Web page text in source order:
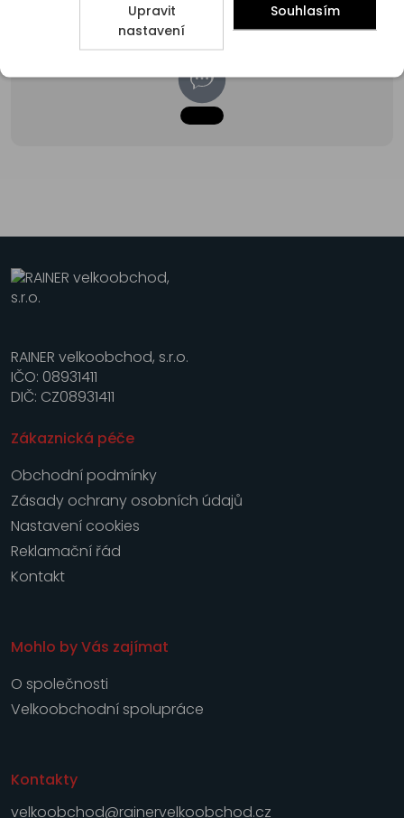
RAINER velkoobchod, s.r.o.
IČO: 08931411
DIČ: CZ08931411
Zákaznická péče
Obchodní podmínky
Zásady ochrany osobních údajů
Nastavení cookies
Reklamační řád
Kontakt
Mohlo by Vás zajímat
O společnosti
Velkoobchodní spolupráce
Kontakty
velkoobchod@rainervelkoobchod.cz
Upravit
nastavení
Souhlasím